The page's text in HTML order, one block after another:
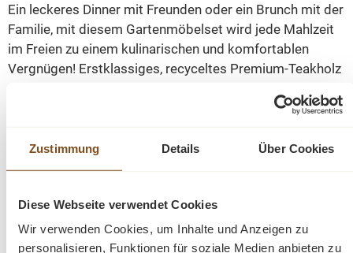
Zustimmung Details Über Cookies
Diese Webseite verwendet Cookies
Wir verwenden Cookies, um Inhalte und Anzeigen zu
personalisieren, Funktionen für soziale Medien anbieten zu
Ein leckeres Dinner mit Freunden oder ein Brunch mit der
Familie, mit diesem Gartenmöbelset wird jede Mahlzeit
im Freien zu einem kulinarischen und komfortablen
Vergnügen! Erstklassiges, recyceltes Premium-Teakholz
hergestellt und robust verarbeitet, sodaß Sie lange
Rückenflächen bieten Ihnen einen hohen Sitzkomfort.
natürlichen Ölanteil, ist daher von Natur aus
wasserabweisend und sehr robust.